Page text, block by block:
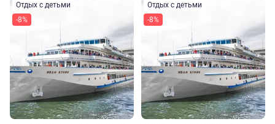
Отдых с детьми
-8%
Отдых с детьми
-8%